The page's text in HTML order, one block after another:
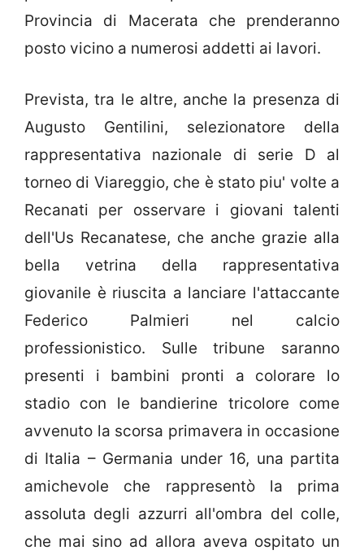
Provincia di Macerata che prenderanno
posto vicino a numerosi addetti ai lavori.
Prevista, tra le altre, anche la presenza di
Augusto Gentilini, selezionatore della
rappresentativa nazionale di serie D al
torneo di Viareggio, che è stato piu' volte a
Recanati per osservare i giovani talenti
dell'Us Recanatese, che anche grazie alla
bella vetrina della rappresentativa
giovanile è riuscita a lanciare l'attaccante
Federico Palmieri nel calcio
professionistico. Sulle tribune saranno
presenti i bambini pronti a colorare lo
stadio con le bandierine tricolore come
avvenuto la scorsa primavera in occasione
di Italia – Germania under 16, una partita
amichevole che rappresentò la prima
assoluta degli azzurri all'ombra del colle,
che mai sino ad allora aveva ospitato un